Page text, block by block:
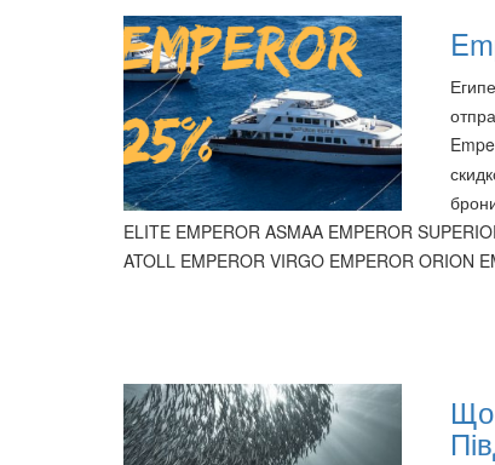
ELITE EMPEROR ASMAA EMPEROR
ATOLL EMPEROR VIRGO EMPEROR ORION
Що